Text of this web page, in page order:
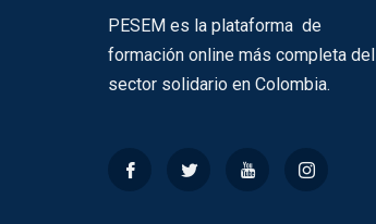
PESEM es la plataforma de
formación online más completa del
sector solidario en Colombia.